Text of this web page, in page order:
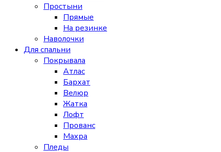
Простыни
Прямые
На резинке
Наволочки
Для спальни
Покрывала
Атлас
Бархат
Велюр
Жатка
Лофт
Прованс
Махра
Пледы